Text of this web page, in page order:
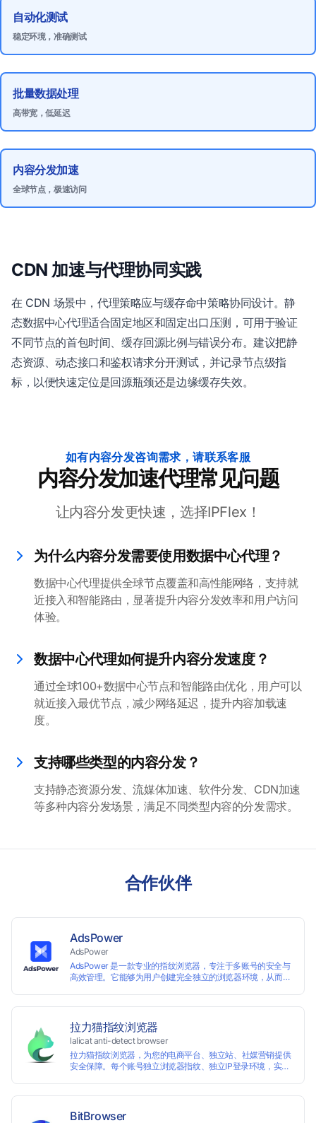
自动化测试
稳定环境，准确测试
批量数据处理
高带宽，低延迟
内容分发加速
全球节点，极速访问
CDN 加速与代理协同实践
在 CDN 场景中，代理策略应与缓存命中策略协同设计。静
态数据中心代理适合固定地区和固定出口压测，可用于验证
不同节点的首包时间、缓存回源比例与错误分布。建议把静
态资源、动态接口和鉴权请求分开测试，并记录节点级指
标，以便快速定位是回源瓶颈还是边缘缓存失效。
如有内容分发咨询需求，请联系客服
内容分发加速代理常见问题
让内容分发更快速，选择IPFlex！
为什么内容分发需要使用数据中心代理？
数据中心代理提供全球节点覆盖和高性能网络，支持就
近接入和智能路由，显著提升内容分发效率和用户访问
体验。
数据中心代理如何提升内容分发速度？
通过全球100+数据中心节点和智能路由优化，用户可以
就近接入最优节点，减少网络延迟，提升内容加载速
度。
支持哪些类型的内容分发？
支持静态资源分发、流媒体加速、软件分发、CDN加速
等多种内容分发场景，满足不同类型内容的分发需求。
合作伙伴
AdsPower
AdsPower
AdsPower 是一款专业的指纹浏览器，专注于多账号的安全与
高效管理。它能够为用户创建完全独立的浏览器环境，从而避
拉力猫指纹浏览器
lalicat anti-detect browser
拉力猫指纹浏览器，为您的电商平台、独立站、社媒营销提供
安全保障。每个账号独立浏览器指纹、独立IP登录环境，实现
BitBrowser